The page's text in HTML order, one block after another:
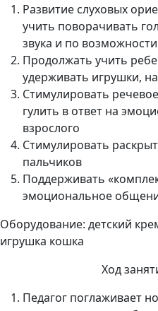
Развитие слуховых
учить поворачивать
звука и по
Продолжать учить
удерживать игрушки,
Стимулировать
гулить в ответ на
взрослого
Стимулировать
пальчиков
Поддерживать
эмоциональное
Оборудование: детский
игрушка кошка
Ход
Педагог поглаживает